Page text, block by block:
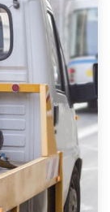
kunnen uw
telefonisch
Wilt u
offerte
Vul uw
van
BMW,